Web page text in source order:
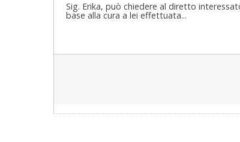
Sig. Erika, può chiedere al diretto
base alla cura a lei effettuata...